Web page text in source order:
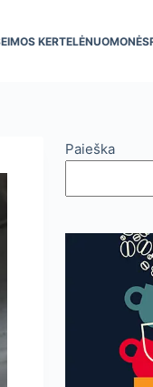
KERTELĖNUOMONĖS
Paieška